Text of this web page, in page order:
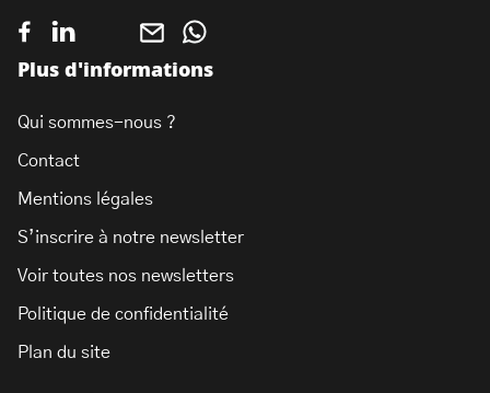
Plus d'informations
Qui sommes-nous ?
Contact
Mentions légales
S’inscrire à notre newsletter
Voir toutes nos newsletters
Politique de confidentialité
Plan du site